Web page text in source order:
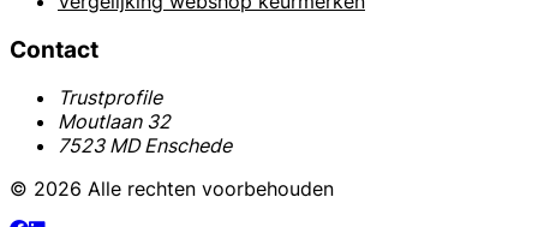
Contact
Trustprofile
Moutlaan 32
7523 MD Enschede
© 2026 Alle rechten voorbehouden